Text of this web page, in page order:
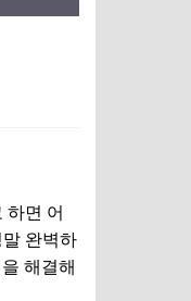
하면 어
완벽하
해결해